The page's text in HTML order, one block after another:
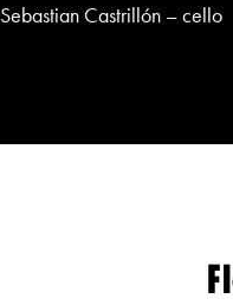
Sebastian Castrillón – cello